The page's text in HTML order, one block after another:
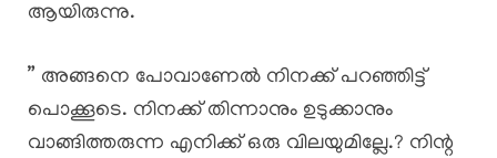
ആയിരുന്നു.
” അങ്ങനെ പോവാണേൽ നിനക്ക് പറഞ്ഞിട്ട്
പൊക്കൂടെ. നിനക്ക് തിന്നാനും ഉടുക്കാനും
വാങ്ങിത്തരുന്ന എനിക്ക് ഒരു വിലയുമില്ലേ.? നിന്റ